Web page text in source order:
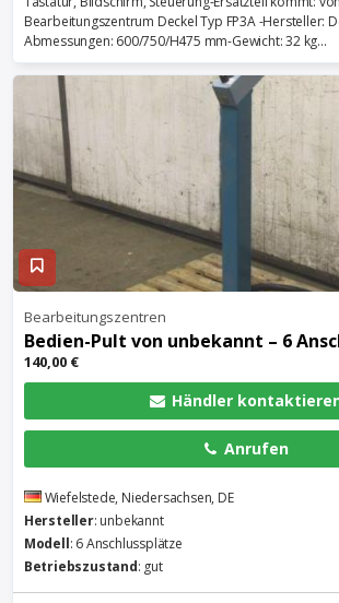
Bearbeitungszentrum Deckel Typ FP3A -Hersteller:
Abmessungen: 600/750/H475 mm-Gewicht: 32 kg...
Bearbeitungszentren
Bedien-Pult von unbekannt – 6
140,00 €
Händler
Anrufen
Wiefelstede, Niedersachsen, DE
Hersteller: unbekannt
Modell: 6 Anschlussplätze
Betriebszustand: gut